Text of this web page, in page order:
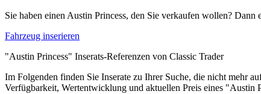
Sie haben einen Austin Princess, den Sie verkaufen wollen? Dann
Fahrzeug inserieren
"Austin Princess" Inserats-Referenzen von Classic Trader
Im Folgenden finden Sie Inserate zu Ihrer Suche, die nicht mehr
Verfügbarkeit, Wertentwicklung und aktuellen Preis eines "Austin